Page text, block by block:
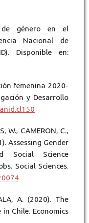
de género en el
Nacional de
Disponible en:
femenina 2020-
y Desarrollo
W., CAMERON, C.,
Assessing Gender
Social Science
Social Sciences.
A. (2020). The
Chile. Economics